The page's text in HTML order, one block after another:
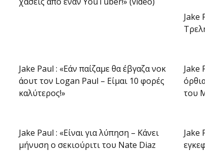
Jake
Jake Paul : «Εάν παίζαμε θα έβγαζα νοκ
άουτ τον Logan Paul – Είμαι 10 φορές
καλύτερος!»
Jake
του
Jake Paul : «Είναι για λύπηση – Κάνει
μήνυση ο σεκιούριτι του Nate Diaz
Jake